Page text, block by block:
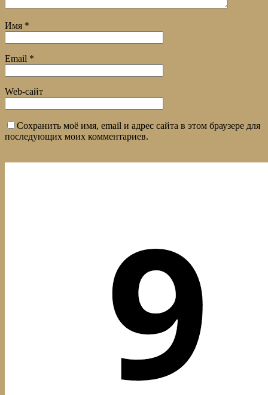
Имя *
Email *
Web-сайт
Сохранить моё имя, email и адрес сайта в этом браузере для
последующих моих комментариев.